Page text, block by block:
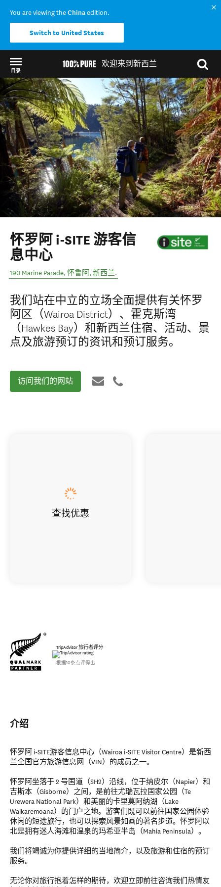
You are viewing theChinaedition.
Switch to United States
欢迎来到新西兰
目录
Back to my results
怀罗阿 i-SITE 游客信
息中心
190 Marine Parade, 怀鲁阿 , 新西兰.
我们站在中立的立场全面提供有关怀罗
阿区（Wairoa District）、霍克斯湾
（Hawkes Bay）和新西兰住宿、活动、景
点及旅游预订的资讯和预订服务。
访问我们的网站
TripAdvisor 旅行者评分
根据10条点评得出
介绍
怀罗阿 i-SITE游客信息中心（Wairoa i-SITE Visitor Centre）是新西
兰全国官方旅游信息网（VIN）的成员之一。
怀罗阿坐落于 2 号国道（SH2）沿线，位于纳皮尔（Napier）和
吉斯本（Gisborne）之间，是前往尤瑞瓦拉国家公园（Te
Urewera National Park）和美丽的卡里莫阿纳湖（Lake
Waikaremoana）的门户之地。游客们既可以前往国家公园体验
休闲的短途旅行，也可以探索风景如画的著名步道。怀罗阿以
北是拥有迷人海滩和温泉的玛希亚半岛（Mahia Peninsula）。
我们将竭诚为你提供详细的当地简介，以及旅游和住宿的预订
服务。
无论你对旅行抱着怎样的期待，欢迎立即前往咨询我们热情友
查找优惠